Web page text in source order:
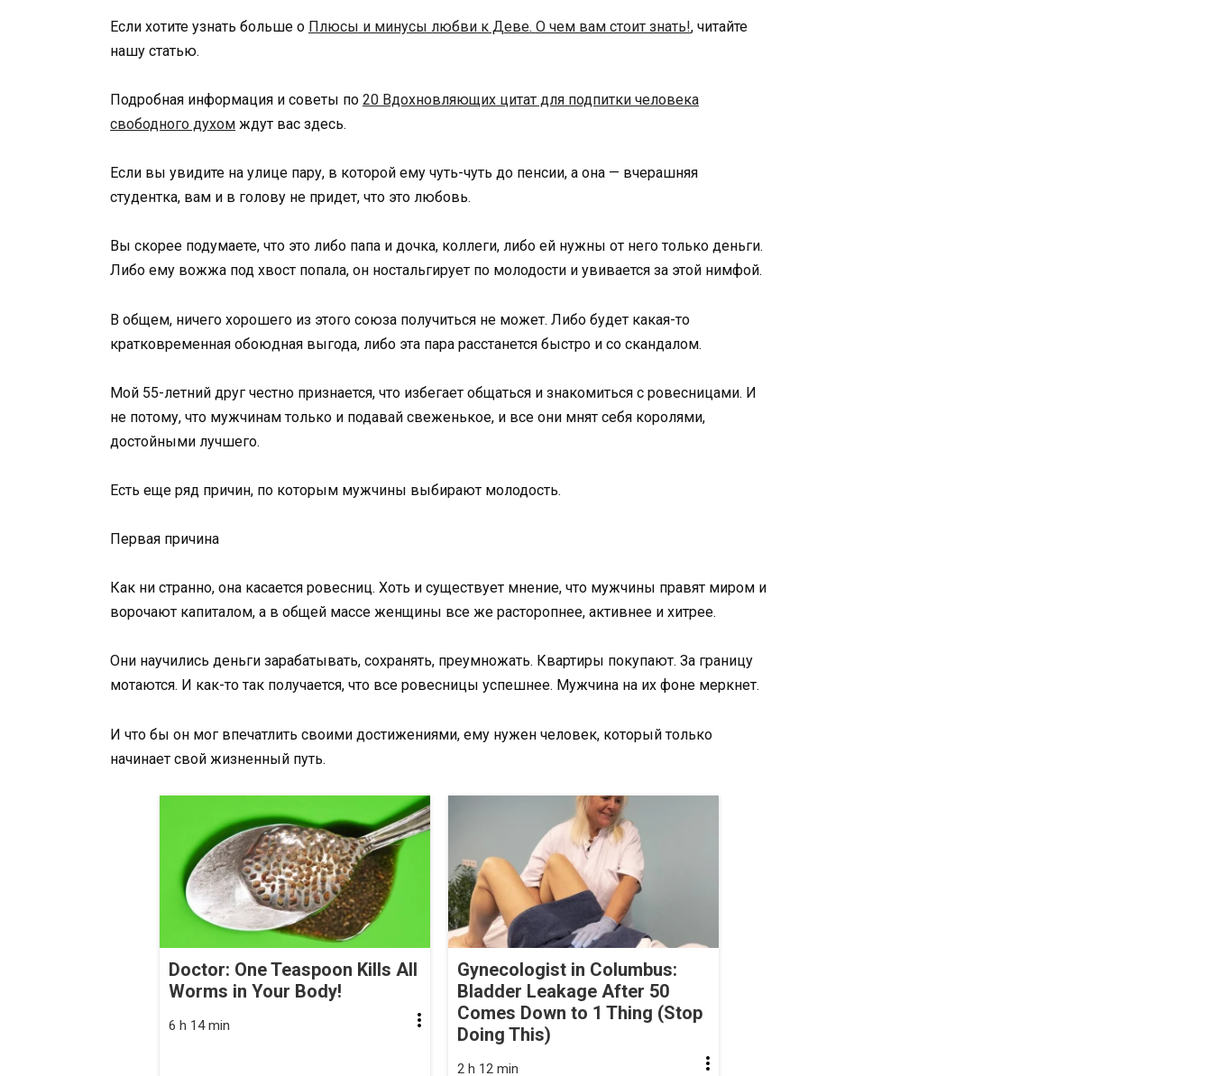
Если хотите узнать больше о Плюсы и минусы любви к Деве. О чем вам стоит знать!, читайте
нашу статью.
Подробная информация и советы по 20 Вдохновляющих цитат для подпитки человека
свободного духом ждут вас здесь.
Если вы увидите на улице пару, в которой ему чуть-чуть до пенсии, а она — вчерашняя
студентка, вам и в голову не придет, что это любовь.
Вы скорее подумаете, что это либо папа и дочка, коллеги, либо ей нужны от него только деньги.
Либо ему вожжа под хвост попала, он ностальгирует по молодости и увивается за этой нимфой.
В общем, ничего хорошего из этого союза получиться не может. Либо будет какая-то
кратковременная обоюдная выгода, либо эта пара расстанется быстро и со скандалом.
Мой 55-летний друг честно признается, что избегает общаться и знакомиться с ровесницами. И
не потому, что мужчинам только и подавай свеженькое, и все они мнят себя королями,
достойными лучшего.
Есть еще ряд причин, по которым мужчины выбирают молодость.
Первая причина
Как ни странно, она касается ровесниц. Хоть и существует мнение, что мужчины правят миром и
ворочают капиталом, а в общей массе женщины все же расторопнее, активнее и хитрее.
Они научились деньги зарабатывать, сохранять, преумножать. Квартиры покупают. За границу
мотаются. И как-то так получается, что все ровесницы успешнее. Мужчина на их фоне меркнет.
И что бы он мог впечатлить своими достижениями, ему нужен человек, который только
начинает свой жизненный путь.
Doctor: One Teaspoon Kills All
Worms in Your Body!
6 h 14 min
Gynecologist in Columbus:
Bladder Leakage After 50
Comes Down to 1 Thing (Stop
Doing This)
2 h 12 min